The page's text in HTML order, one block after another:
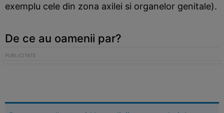
exemplu cele din zona axilei si organelor genitale).
De ce au oamenii par?